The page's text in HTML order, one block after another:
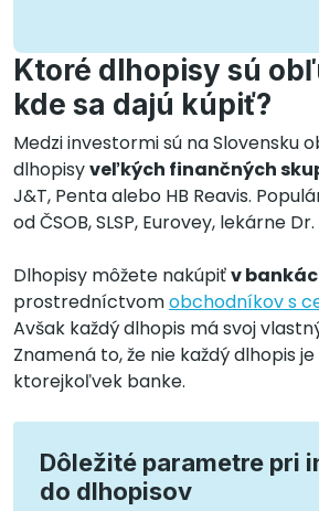
Ktoré dlhopisy sú
kde sa dajú kúpiť?
Medzi investormi sú na Slovensku
dlhopisyveľkých finančných
J&T, Penta alebo HB Reavis.
od ČSOB, SLSP, Eurovey, lekárne
Dlhopisy môžete nakúpiťv
prostredníctvomobchodníkov s
Avšak každý dlhopis má svoj
Znamená to, že nie každý dlhopis
ktorejkoľvek banke.
Dôležité parametre pri
do dlhopisov